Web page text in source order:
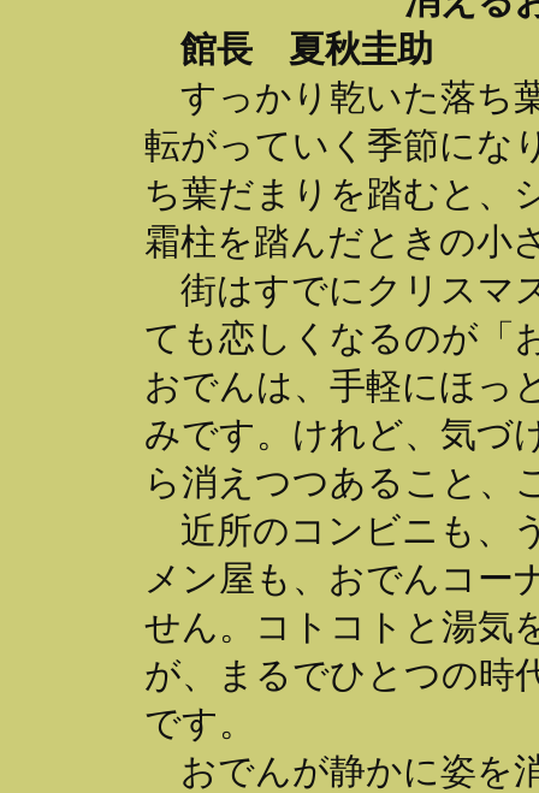
館長 夏秋圭助
すっかり乾いた落ち
転がっていく季節にな
ち葉だまりを踏むと、
霜柱を踏んだときの小
街はすでにクリスマ
ても恋しくなるのが「
おでんは、手軽にほっ
みです。けれど、気づ
ら消えつつあること、
近所のコンビニも、
メン屋も、おでんコー
せん。コトコトと湯気
が、まるでひとつの時
です。
おでんが静かに姿を